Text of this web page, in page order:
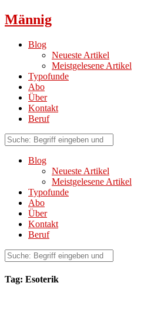
Männig
Blog
Neueste Artikel
Meistgelesene Artikel
Typofunde
Abo
Über
Kontakt
Beruf
Blog
Neueste Artikel
Meistgelesene Artikel
Typofunde
Abo
Über
Kontakt
Beruf
Tag: Esoterik